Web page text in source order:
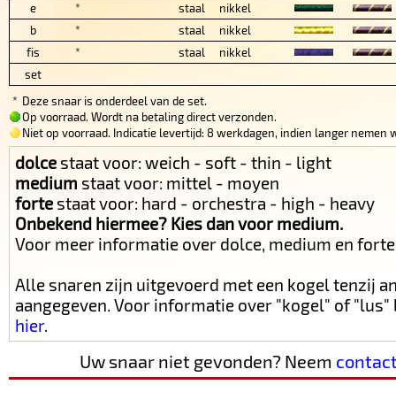
e
* staal
nikkel
b
* staal
nikkel
fis
* staal
nikkel
set
* Deze snaar is onderdeel van de set.
Op voorraad. Wordt na betaling direct verzonden.
Niet op voorraad. Indicatie levertijd: 8 werkdagen, indien langer nemen
dolce staat voor: weich - soft - thin - light
medium staat voor: mittel - moyen
forte staat voor: hard - orchestra - high - heavy
Onbekend hiermee? Kies dan voor medium.
Voor meer informatie over dolce, medium en
Alle snaren zijn uitgevoerd met een kogel tenzij
aangegeven. Voor informatie over "kogel" of
hier.
Uw snaar niet gevonden? Neem